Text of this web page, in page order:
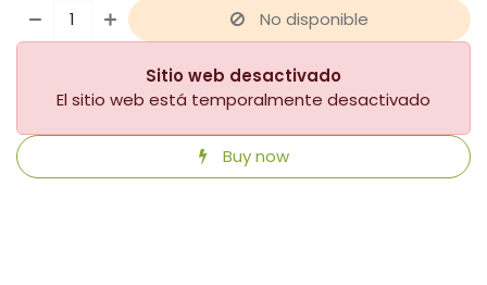
No disponible
Sitio web desactivado
El sitio web está temporalmente desactivado
Buy now